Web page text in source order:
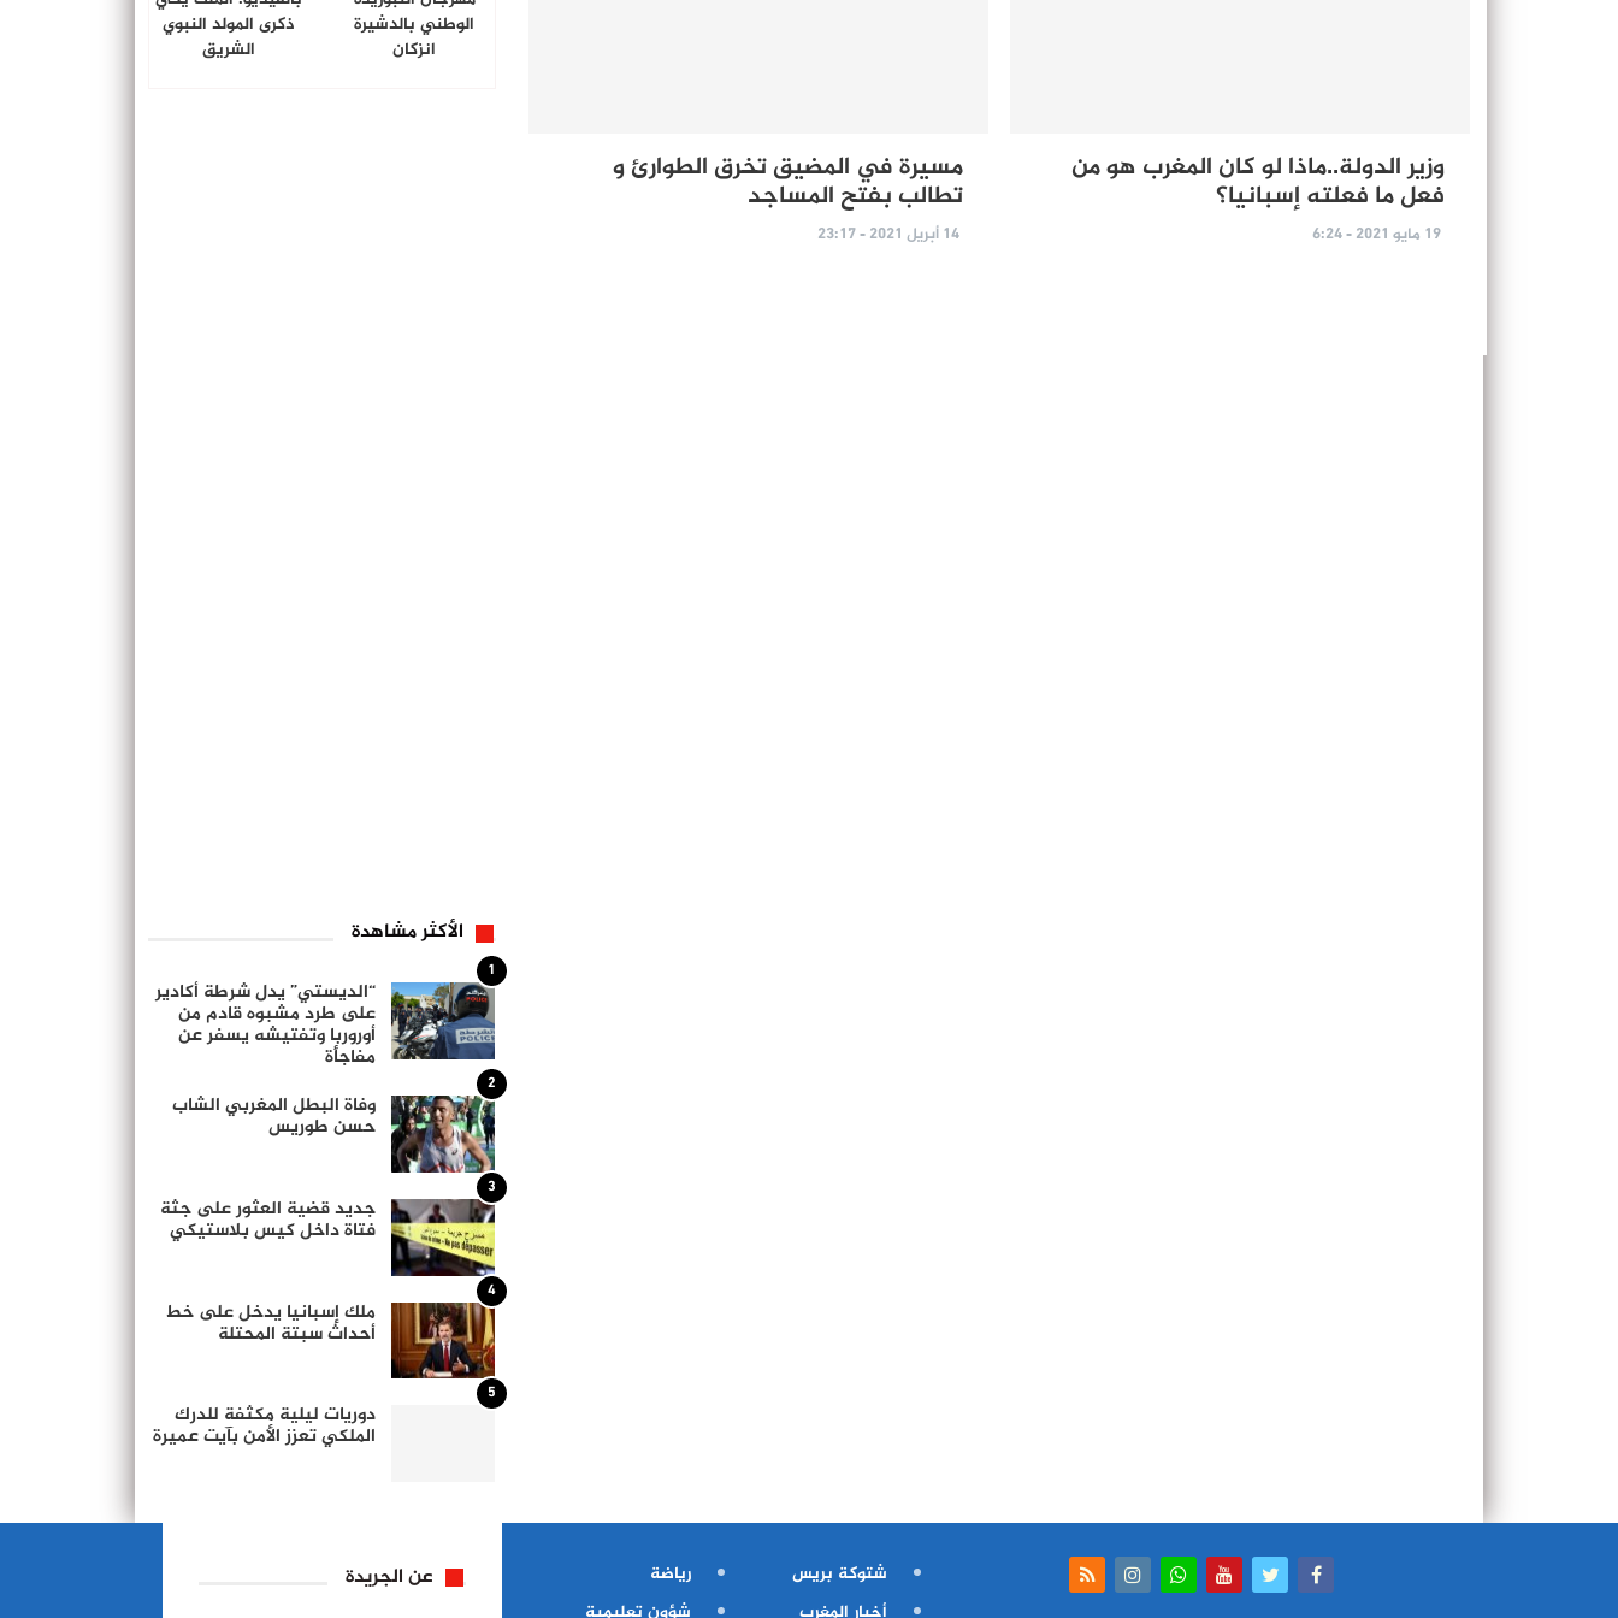
وزير الدولة..ماذا لو كان المغرب هو من
فعل ما فعلته إسبانيا؟
19 مايو 2021 - 6:24
مسيرة في المضيق تخرق الطوارئ و
تطالب بفتح المساجد
14 أبريل 2021 - 23:17
الوطني بالدشيرة
انزكان
ذكرى المولد النبوي
الشريق
الأكثر مشاهدة
1
“الديستي” يدل شرطة أكادير
على طرد مشبوه قادم من
أوروربا وتفتيشه يسفر عن
مفاجأة
2
وفاة البطل المغربي الشاب
حسن طوريس
3
جديد قضية العثور على جثة
فتاة داخل كيس بلاستيكي
4
ملك إسبانيا يدخل على خط
أحداث سبتة المحتلة
5
دوريات ليلية مكثفة للدرك
الملكي تعزز الأمن بآيت عميرة
شتوكة بريس
أخبار المغرب
رياضة
شؤون تعليمية
عن الجريدة